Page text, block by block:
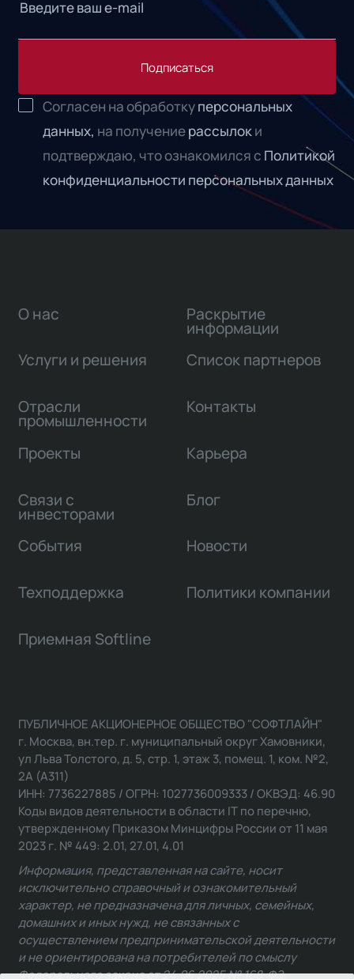
Подписаться
Согласен на обработкуперсональных
данных, на получениерассылоки
подтверждаю, что ознакомился с Политикой
конфиденциальности персональных данных
О нас
Услуги и решения
Отрасли
промышленности
Проекты
Связи с
инвесторами
Раскрытие
информации
Список партнеров
Контакты
Карьера
Блог
События Новости
Техподдержка Политики компании
Приемная Softline
ПУБЛИЧНОЕ АКЦИОНЕРНОЕ ОБЩЕСТВО "СОФТЛАЙН"
г. Москва, вн.тер. г. муниципальный округ Хамовники,
ул Льва Толстого, д. 5, стр. 1, этаж 3, помещ. 1, ком. №2,
2А (А311)
ИНН: 7736227885 / ОГРН: 1027736009333 / ОКВЭД: 46.90
Коды видов деятельности в области IT по перечню,
утвержденному Приказом Минцифры России от 11 мая
2023 г. № 449: 2.01, 27.01, 4.01
Информация, представленная на сайте, носит
исключительно справочный и ознакомительный
характер, не предназначена для личных, семейных,
домашних и иных нужд, не связанных с
осуществлением предпринимательской деятельности
и не ориентирована на потребителей по смыслу
Федерального закона от 24.06.2025 № 168-ФЗ.